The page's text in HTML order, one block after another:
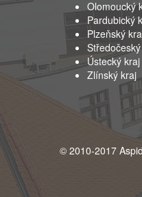
Olomoucký
Pardubický
Plzeňský
Ústecký kraj
Zlínský kraj
© 2010-2017